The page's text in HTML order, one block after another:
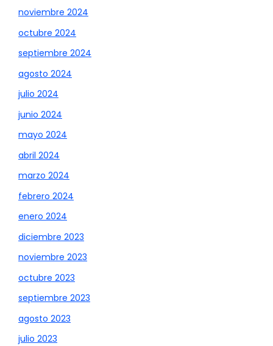
noviembre 2024
octubre 2024
septiembre 2024
agosto 2024
julio 2024
junio 2024
mayo 2024
abril 2024
marzo 2024
febrero 2024
enero 2024
diciembre 2023
noviembre 2023
octubre 2023
septiembre 2023
agosto 2023
julio 2023